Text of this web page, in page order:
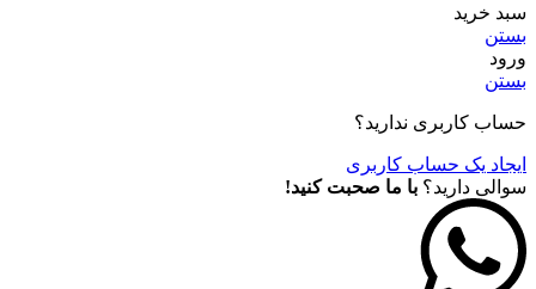
سبد خرید
بستن
ورود
بستن
حساب کاربری ندارید؟
ایجاد یک حساب کاربری
سوالی دارید؟ با ما صحبت کنید!